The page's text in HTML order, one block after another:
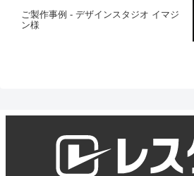
ご製作事例 - デザインスタジオ イマジ
ン様